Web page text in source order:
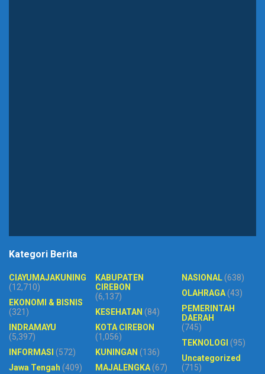
Kategori Berita
CIAYUMAJAKUNING
(12,710)
EKONOMI & BISNIS
(321)
INDRAMAYU
(5,397)
INFORMASI (572)
Jawa Tengah (409)
KABUPATEN
CIREBON
(6,137)
KESEHATAN (84)
KOTA CIREBON
(1,056)
KUNINGAN (136)
MAJALENGKA(67)
NASIONAL(638)
OLAHRAGA(43)
PEMERINTAH
DAERAH
(745)
TEKNOLOGI (95)
Uncategorized
(715)